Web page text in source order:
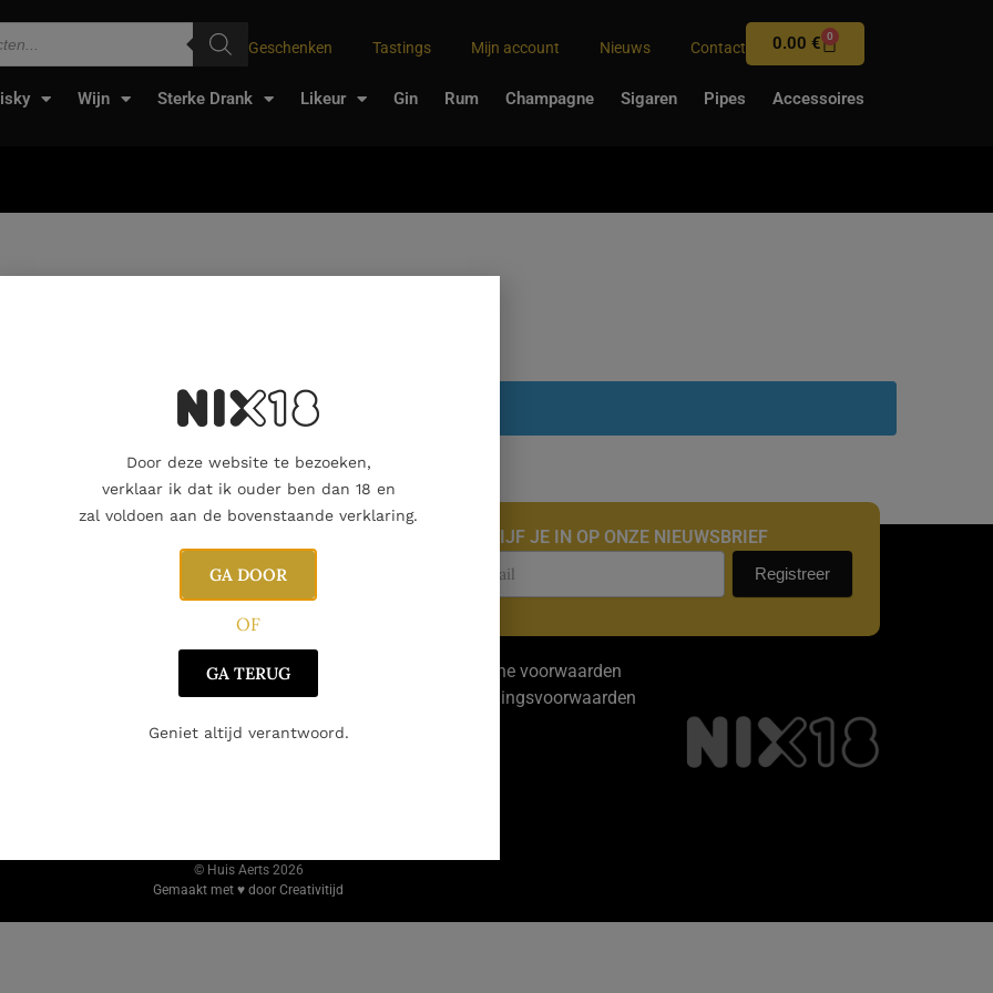
Geschenken Tastings Mijn account Nieuws Contact 0.00€ 0
Wijn Sterke Drank Likeur Gin Rum Champagne Sigaren Pipes Accessoires
gevonden die aan je selectie voldoen.
WEBSHOP
Whisky
Sterke drank
Rum
SCHRIJF JE IN OP ONZE NIEUWSBRIEF
Nieuwsbrief Registreer
Algemene voorwaarden
Verzendingsvoorwaarden
© Huis Aerts 2026
Gemaakt met ♥ door Creativitijd
Door deze website te bezoeken,
verklaar ik dat ik ouder ben dan 18 en
zal voldoen aan de bovenstaande verklaring.
GA DOOR
OF
GA TERUG
Geniet altijd verantwoord.